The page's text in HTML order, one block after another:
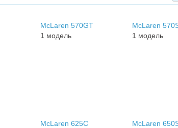
McLaren 570GT
1 модель
McLaren
1 модель
McLaren 625C
McLaren